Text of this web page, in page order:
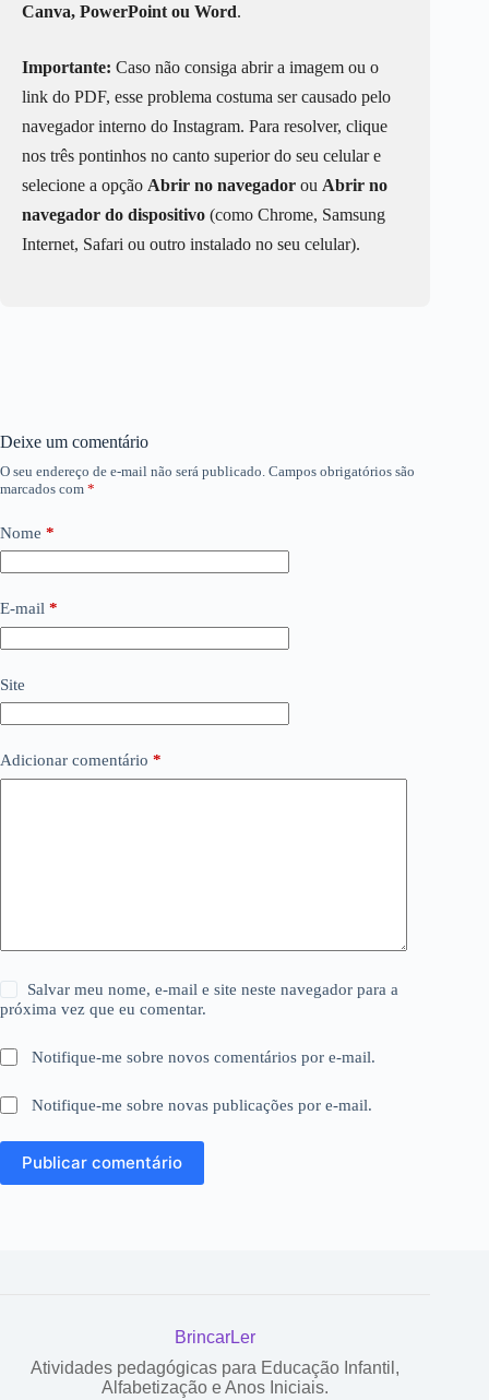
Canva, PowerPoint ou Word.
Importante: Caso não consiga abrir a imagem ou o
link do PDF, esse problema costuma ser causado pelo
navegador interno do Instagram. Para resolver, clique
nos três pontinhos no canto superior do seu celular e
selecione a opção Abrir no navegador ou Abrir no
navegador do dispositivo (como Chrome, Samsung
Internet, Safari ou outro instalado no seu celular).
Deixe um comentário
O seu endereço de e-mail não será publicado. Campos obrigatórios são
marcados com *
Nome *
E-mail *
Site
Adicionar comentário *
Salvar meu nome, e-mail e site neste navegador para a
próxima vez que eu comentar.
Notifique-me sobre novos comentários por e-mail.
Notifique-me sobre novas publicações por e-mail.
Publicar comentário
BrincarLer
Atividades pedagógicas para Educação Infantil,
Alfabetização e Anos Iniciais.